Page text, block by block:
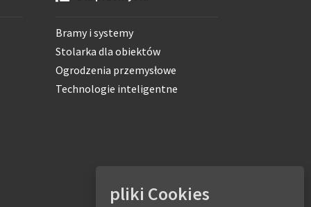
Bramy i systemy
Stolarka dla obiektów
Ogrodzenia przemysłowe
Technologie inteligentne
pliki Cookies